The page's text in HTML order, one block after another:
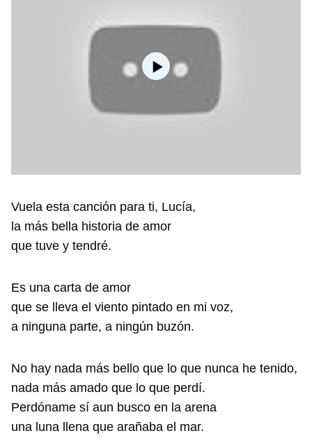
Vuela esta canción para ti, Lucía,
la más bella historia de amor
que tuve y tendré.
Es una carta de amor
que se lleva el viento pintado en mi voz,
a ninguna parte, a ningún buzón.
No hay nada más bello que lo que nunca he tenido,
nada más amado que lo que perdí.
Perdóname sí aun busco en la arena
una luna llena que arañaba el mar.